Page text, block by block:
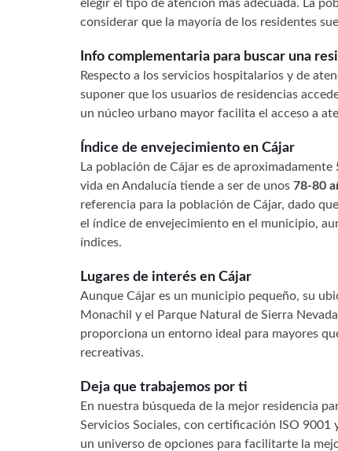
elegir el tipo de atención más adecuada. La
considerar que la mayoría de los residentes
Info complementaria para buscar una
Respecto a los servicios hospitalarios y de
suponer que los usuarios de residencias
un núcleo urbano mayor facilita el acceso a
Índice de envejecimiento en Cájar
La población de Cájar es de aproximadamente
vida en Andalucía tiende a ser de unos 78-80
referencia para la población de Cájar, dado
el índice de envejecimiento en el municipio,
índices.
Lugares de interés en Cájar
Aunque Cájar es un municipio pequeño, su
Monachil y el Parque Natural de Sierra
proporciona un entorno ideal para mayores
recreativas.
Deja que trabajemos por ti
En nuestra búsqueda de la mejor residencia
Servicios Sociales, con certificación ISO 9001
un universo de opciones para facilitarte la